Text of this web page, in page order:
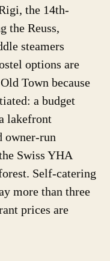
the 14th-
the Reuss,
steamers
options are
Town because
a budget
lakefront
owner-run
Swiss YHA
Self-catering
more than three
prices are